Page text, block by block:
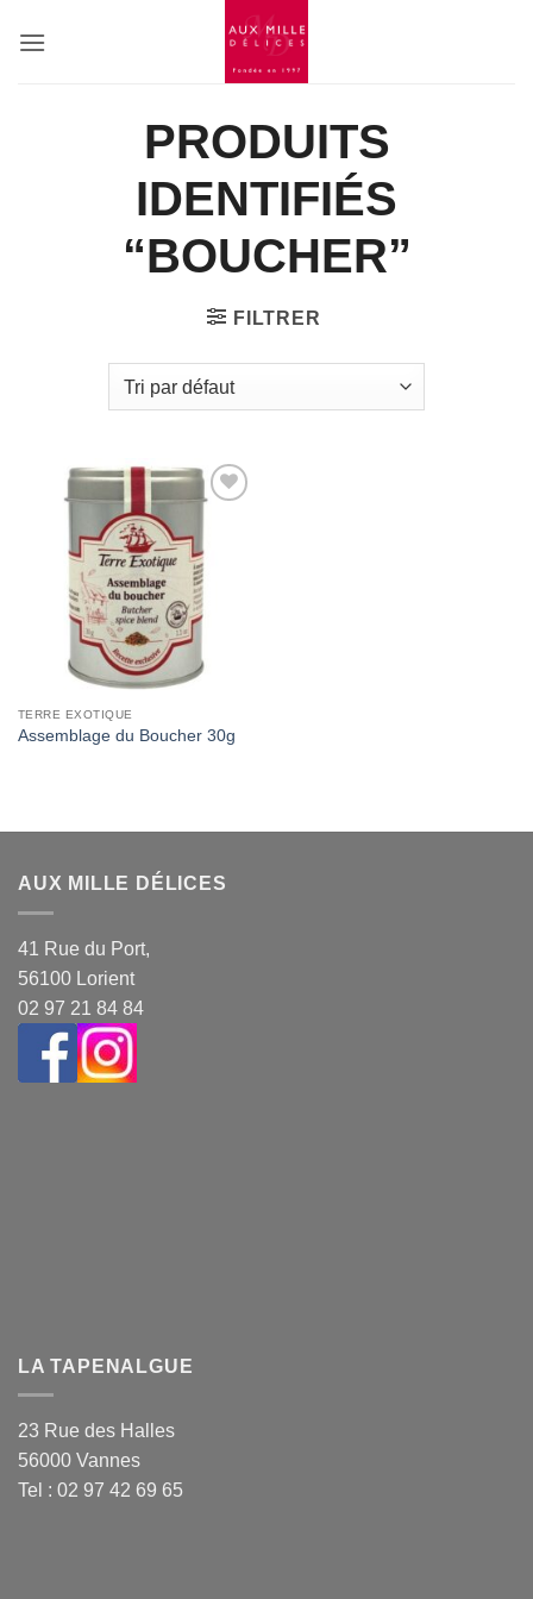
PRODUITS
IDENTIFIÉS
“BOUCHER”
FILTRER
Wishlist
TERRE EXOTIQUE
Assemblage du Boucher 30g
AUX MILLE DÉLICES
41 Rue du Port,
56100 Lorient
02 97 21 84 84
LA TAPENALGUE
23 Rue des Halles
56000 Vannes
Tel : 02 97 42 69 65